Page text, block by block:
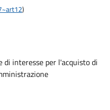
)
di interesse per l'acquisto di